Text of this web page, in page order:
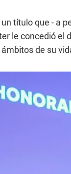
título que - a
le concedió
de su